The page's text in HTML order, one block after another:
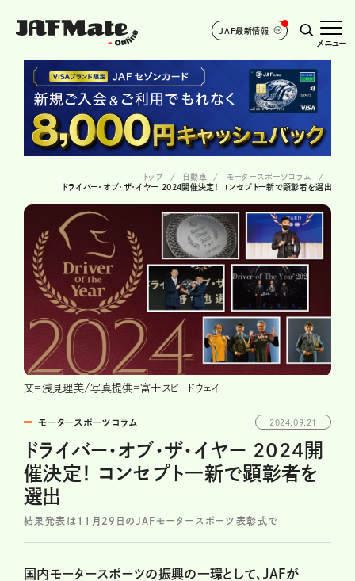
JAF最新情報
メニュー
トップ 自動車
モータースポーツコラム
ドライバー・オブ・ザ・イヤー 2024開催決定！ コンセプト一新で顕彰者を選出
文=浅見理美/写真提供=富士スピードウェイ
モータースポーツコラム 2024.09.21
ドライバー・オブ・ザ・イヤー 2024開
催決定！ コンセプト一新で顕彰者を
選出
結果発表は11月29日のJAFモータースポーツ表彰式で
国内モータースポーツの振興の一環として、JAFが